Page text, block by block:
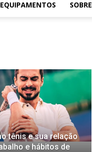
EQUIPAMENTOS SOBRE
tênis e sua relação
e hábitos de